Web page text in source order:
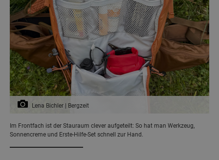
Lena Bichler | Bergzeit
Im Frontfach ist der Stauraum clever aufgeteilt: So hat man Werkzeug,
Sonnencreme und Erste-Hilfe-Set schnell zur Hand.